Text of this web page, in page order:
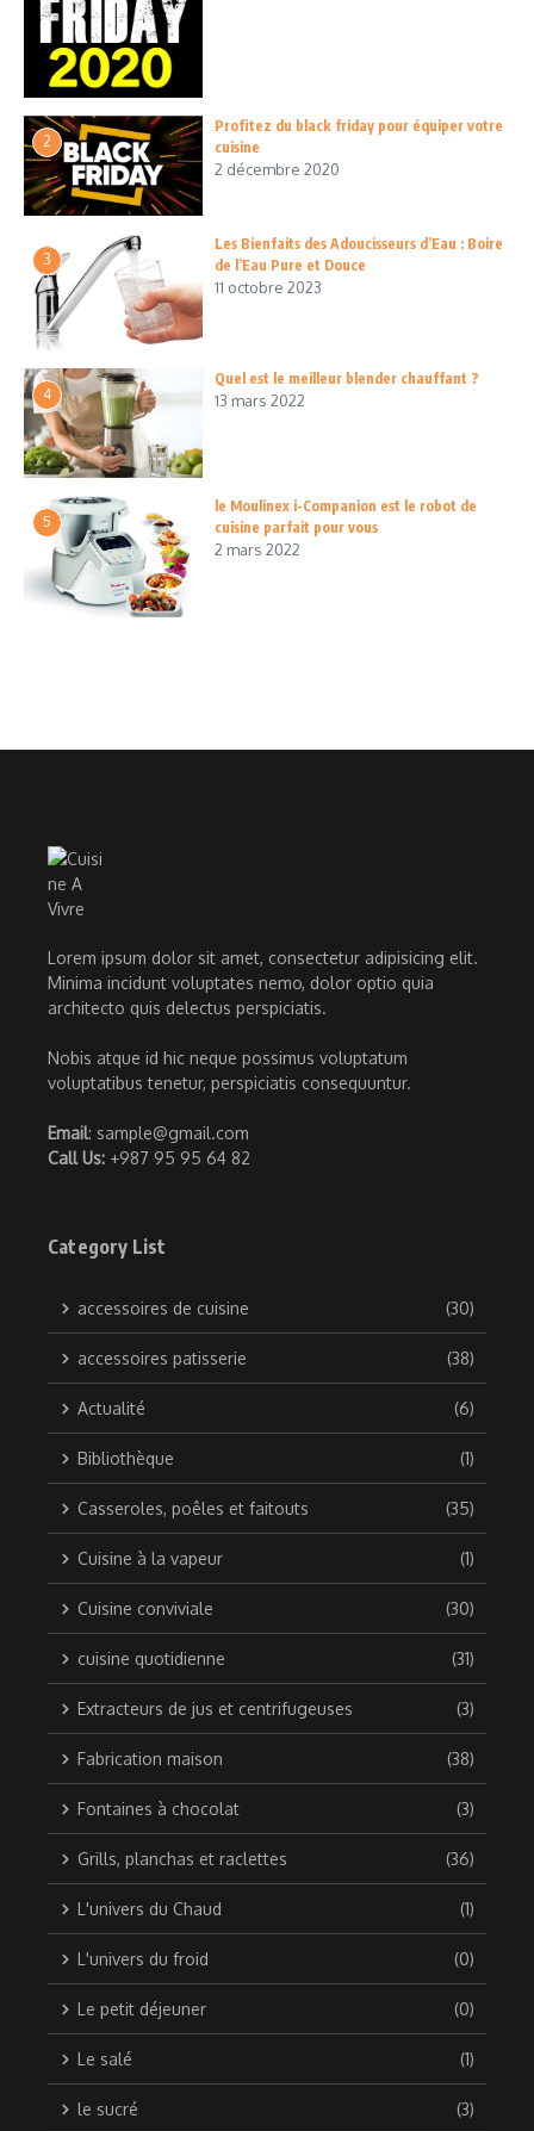
2
Profitez du black friday pour équiper votre
cuisine
2 décembre 2020
3
Les Bienfaits des Adoucisseurs d’Eau : Boire
de l’Eau Pure et Douce
11 octobre 2023
4
Quel est le meilleur blender chauffant ?
13 mars 2022
5
le Moulinex i-Companion est le robot de
cuisine parfait pour vous
2 mars 2022
Lorem ipsum dolor sit amet, consectetur adipisicing elit.
Minima incidunt voluptates nemo, dolor optio quia
architecto quis delectus perspiciatis.
Nobis atque id hic neque possimus voluptatum
voluptatibus tenetur, perspiciatis consequuntur.
Email: sample@gmail.com
Call Us: +987 95 95 64 82
Category List
accessoires de cuisine (30)
accessoires patisserie (38)
Actualité (6)
Bibliothèque (1)
Casseroles, poêles et faitouts (35)
Cuisine à la vapeur (1)
Cuisine conviviale (30)
cuisine quotidienne (31)
Extracteurs de jus et centrifugeuses (3)
Fabrication maison (38)
Fontaines à chocolat (3)
Grills, planchas et raclettes (36)
L'univers du Chaud (1)
L'univers du froid (0)
Le petit déjeuner (0)
Le salé (1)
le sucré (3)